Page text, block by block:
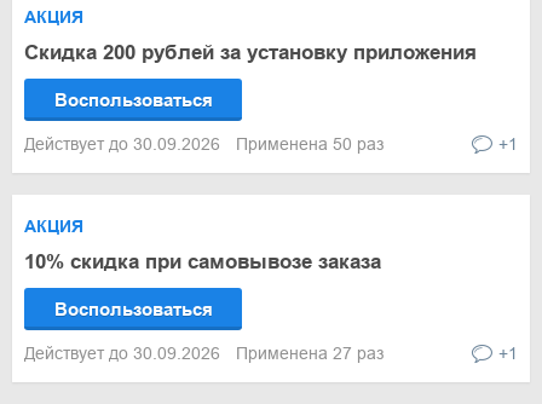
АКЦИЯ
Скидка 200 рублей за установку приложения
Воспользоваться
Действует до 30.09.2026 Применена 50 раз +1
АКЦИЯ
10% скидка при самовывозе заказа
Воспользоваться
Действует до 30.09.2026 Применена 27 раз +1